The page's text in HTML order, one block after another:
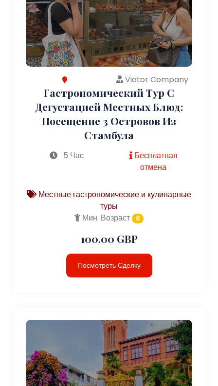
Viator Company
Гастрономический Тур С
Дегустацией Местных Блюд:
Посещение 3 Островов Из
Стамбула
5 Час
Бесплатная
отмена
Местные гастрономические и кулинарные
туры
Мин. Возраст
0
100.00 GBP
Посмотреть Сделку